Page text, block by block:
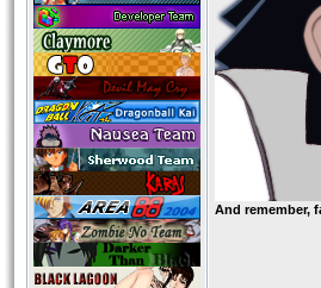
And remember,